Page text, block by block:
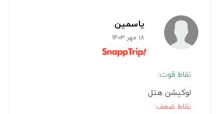
یاسمین
18 مهر 1403
نقاط قوت:
لوکیشن هتل
نقاط ضعف: